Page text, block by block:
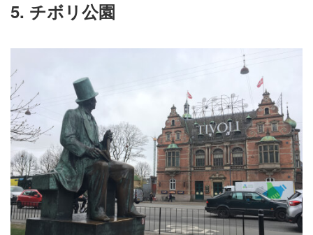
5. チボリ公園